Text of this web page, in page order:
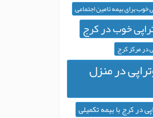
خوب برای بیمه تامین اجتماعی
خوب در کرج
در مرکز کرج
در منزل
در کرج با بیمه تکمیلی